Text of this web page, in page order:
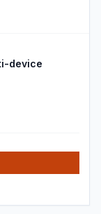
device